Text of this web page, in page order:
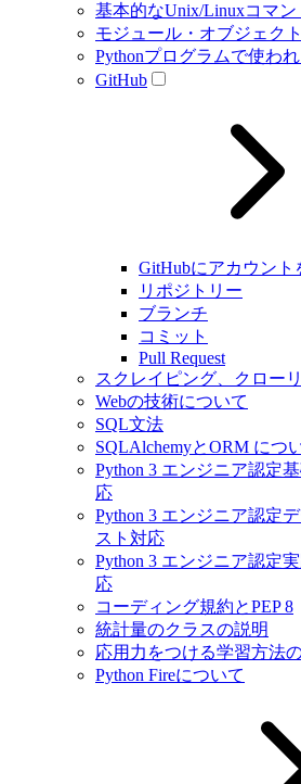
基本的なUnix/Linuxコマン
モジュール・オブジェク
Pythonプログラムで使わ
GitHub
GitHubにアカウント
リポジトリー
ブランチ
コミット
Pull Request
スクレイピング、クロー
Webの技術について
SQL文法
SQLAlchemyとORM につ
Python 3 エンジニア認定
応
Python 3 エンジニア認定
スト対応
Python 3 エンジニア認定
応
コーディング規約とPEP 8
統計量のクラスの説明
応用力をつける学習方法
Python Fireについて